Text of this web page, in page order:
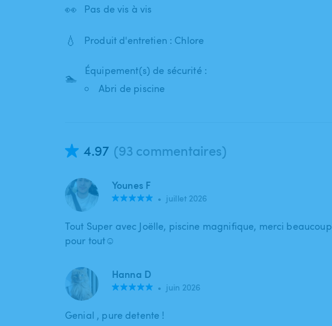
👀 Pas de vis à vis
💧 Produit d'entretien : Chlore
🏊
Équipement(s) de sécurité :
Abri de piscine
4.97 (93 commentaires)
Younes F
• juillet 2026
Tout Super avec Joëlle, piscine magnifique, merci beaucoup
pour tout☺️
Hanna D
• juin 2026
Genial , pure detente !